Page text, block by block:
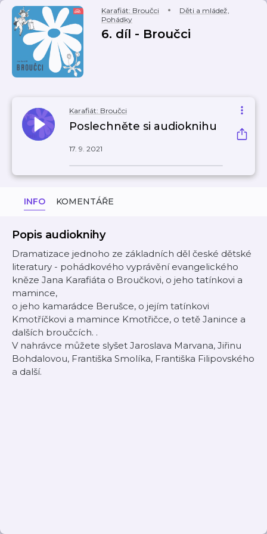
Karafiát: Broučci Děti a mládež,
Pohádky
6. díl - Broučci
Karafiát: Broučci
Poslechněte si audioknihu
17. 9. 2021
INFO KOMENTÁŘE
Popis audioknihy
Dramatizace jednoho ze základních děl české dětské
literatury - pohádkového vyprávění evangelického
kněze Jana Karafiáta o Broučkovi, o jeho tatínkovi a
mamince,
o jeho kamarádce Berušce, o jejím tatínkovi
Kmotříčkovi a mamince Kmotřičce, o tetě Janince a
dalších broučcích. .
V nahrávce můžete slyšet Jaroslava Marvana, Jiřinu
Bohdalovou, Františka Smolíka, Františka Filipovského
a další.